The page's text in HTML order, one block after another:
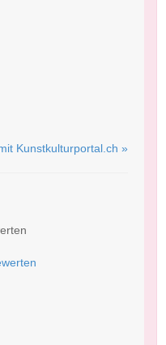
Kunstkulturportal.ch »